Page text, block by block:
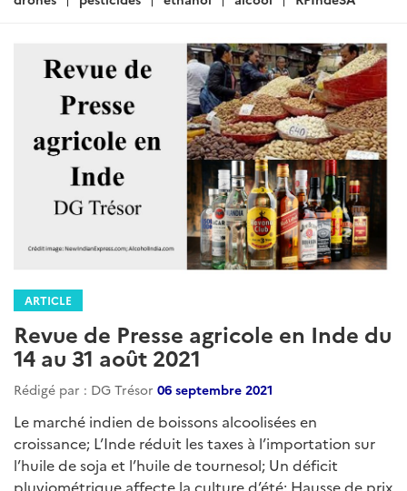
ARTICLE
Brèves Agricoles Inde - Asie du Sud
Rédigé par : DG Trésor13 septembre 2024
Août 2024...Lire la suite
Catégories
:
RPInde3A Brevesagricoles
Actualites
Agriculture